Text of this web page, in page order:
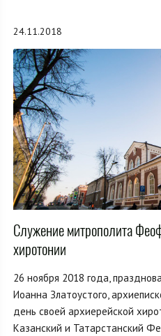
24.11.2018
Служение митрополита
хиротонии
26 ноября 2018 года,
Иоанна Златоустого,
день своей архиерейской
Казанский и Татарстанский